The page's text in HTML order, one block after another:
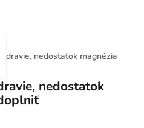
zdravie, nedostatok magnézia
nedostatok